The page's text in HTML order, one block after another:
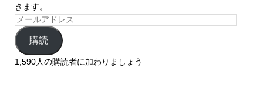
きます。
購読
1,590人の購読者に加わりましょう